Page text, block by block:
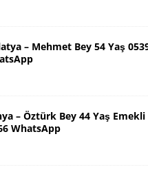
– Mehmet Bey 54 Yaş
– Öztürk Bey 44 Yaş Emekli
WhatsApp